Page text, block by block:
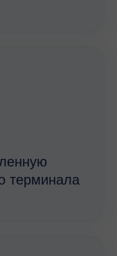
терминала